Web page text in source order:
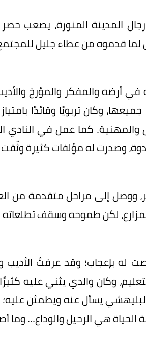
المدينة المنورة، يصعب
قدموه من عطاء جليل
في أرضه والمفكر والمؤرخ
وكان تربويًا وقائدًا
كما عمل في النادي
وصدرت له مؤلفات كثيرة وثّقت
ووصل إلى مراحل متقدمة من
لكن طموحه وسقف تطلعاته
له بإعجاب؛ وقد عرفتُ
وكان والدي يثني عليه
يسأل عنه ويطمئن عليه؛
الحياة هي الرحيل والوداع... وما